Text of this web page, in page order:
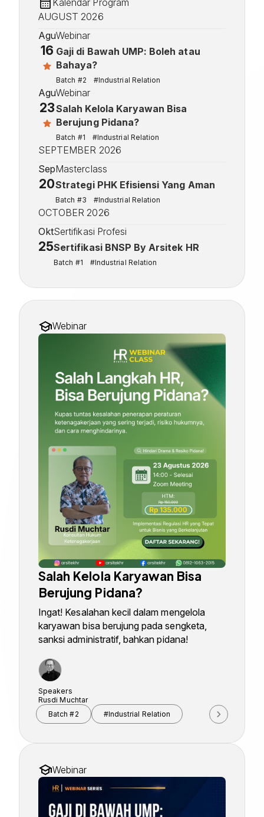
Kalendar Program
AUGUST 2026
Agu
16
Webinar
Gaji di Bawah UMP: Boleh atau
Bahaya?
Batch #2 #Industrial Relation
Agu
23
Webinar
Salah Kelola Karyawan Bisa
Berujung Pidana?
Batch #1 #Industrial Relation
SEPTEMBER 2026
Sep
20
Masterclass
Strategi PHK Efisiensi Yang Aman
Batch #3 #Industrial Relation
OCTOBER 2026
Okt
25
Sertifikasi Profesi
Sertifikasi BNSP By Arsitek HR
Batch #1 #Industrial Relation
Webinar
Salah Kelola Karyawan Bisa
Berujung Pidana?
Ingat! Kesalahan kecil dalam mengelola
karyawan bisa berujung pada sengketa,
sanksi administratif, bahkan pidana!
Speakers
Rusdi Muchtar
Batch #2
#Industrial Relation
Webinar